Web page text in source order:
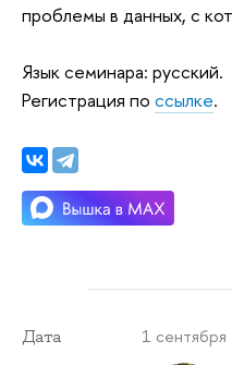
проблемы в данных, с
Язык семинара: русский.
Регистрация по ссылке.
Дата 1